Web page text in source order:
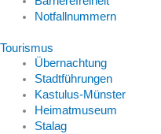
Notfallnummern
Tourismus
Übernachtung
Stadtführungen
Kastulus-Münster
Heimatmuseum
Stalag